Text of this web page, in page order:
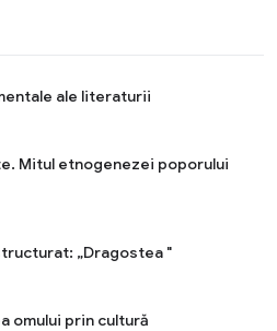
ale literaturii
Mitul etnogenezei poporului
„Dragostea "
omului prin cultură